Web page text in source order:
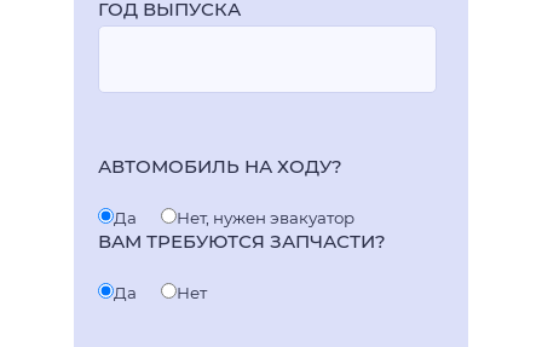
ГОД ВЫПУСКА
АВТОМОБИЛЬ НА ХОДУ?
Да Нет, нужен эвакуатор
ВАМ ТРЕБУЮТСЯ ЗАПЧАСТИ?
Да Нет